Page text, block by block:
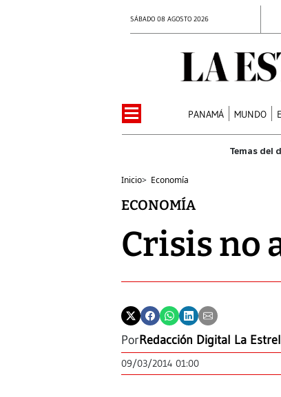
SÁBADO 08 AGOSTO 2026
PANAMÁ MUNDO
Inicio> Economía
ECONOMÍA
Crisis no
PorRedacción Digital La
09/03/2014 01:00